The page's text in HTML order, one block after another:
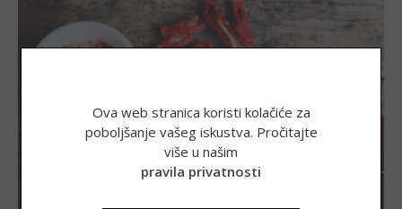
5,97€ (44,98 kn)
Ova web stranica koristi kolačiće za
poboljšanje vašeg iskustva. Pročitajte
više u našim
pravila privatnosti